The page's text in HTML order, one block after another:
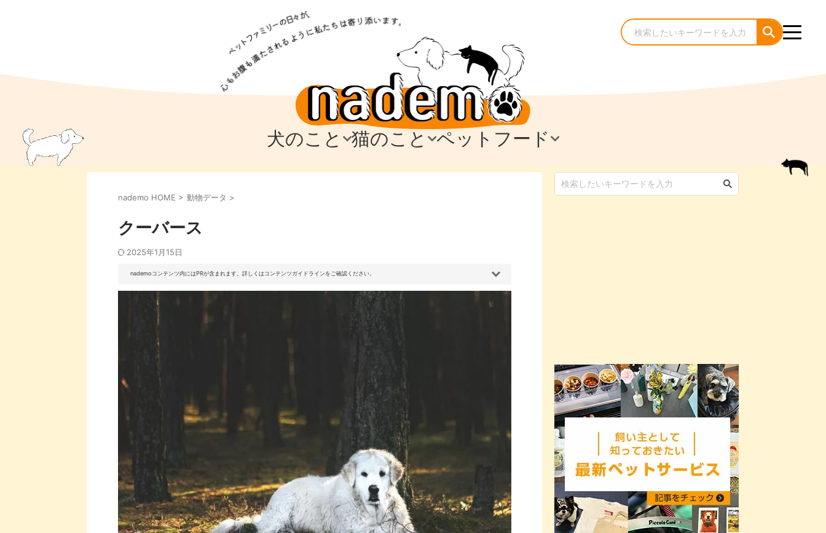
犬のこと
犬のこと
犬のケア・お手入れ
犬のしつけ
犬のアイテム
猫のこと
猫のこと
猫のケア・お手入れ
猫のしつけ
猫のアイテム
ペットフード
ペットフード
nademo HOME > 動物データ >
クーバース
2025年1月15日
nademoコンテンツ内にはPRが含まれます。詳しくはコンテンツガイドラインをご確認ください。